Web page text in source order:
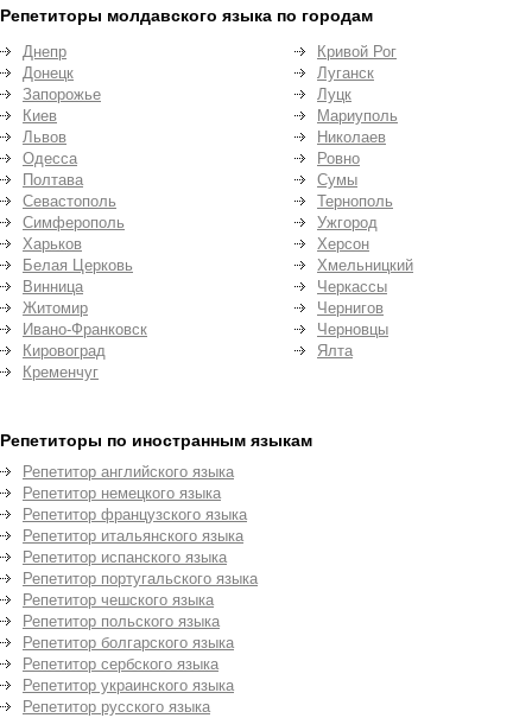
Репетиторы молдавского языка по городам
Днепр
Донецк
Запорожье
Киев
Львов
Одесса
Полтава
Севастополь
Симферополь
Харьков
Белая Церковь
Винница
Житомир
Ивано-Франковск
Кировоград
Кременчуг
Кривой Рог
Луганск
Луцк
Мариуполь
Николаев
Ровно
Сумы
Тернополь
Ужгород
Херсон
Хмельницкий
Черкассы
Чернигов
Черновцы
Ялта
Репетиторы по иностранным языкам
Репетитор английского языка
Репетитор немецкого языка
Репетитор французского языка
Репетитор итальянского языка
Репетитор испанского языка
Репетитор португальского языка
Репетитор чешского языка
Репетитор польского языка
Репетитор болгарского языка
Репетитор сербского языка
Репетитор украинского языка
Репетитор русского языка